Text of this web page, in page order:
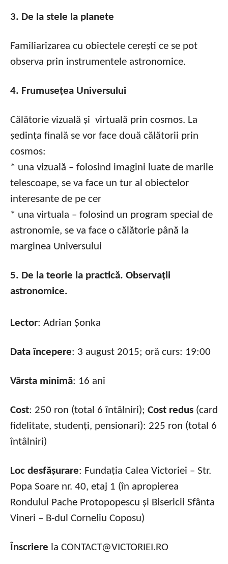
3. De la stele la planete
Familiarizarea cu obiectele cerești ce se pot
observa prin instrumentele astronomice.
4. Frumusețea Universului
Călătorie vizuală și virtuală prin cosmos. La
ședința finală se vor face două călătorii prin
cosmos:
* una vizuală – folosind imagini luate de marile
telescoape, se va face un tur al obiectelor
interesante de pe cer
* una virtuala – folosind un program special de
astronomie, se va face o călătorie până la
marginea Universului
5. De la teorie la practică. Observații
astronomice.
Lector: Adrian Șonka
Data începere: 3 august 2015; oră curs: 19:00
Vârsta minimă: 16 ani
Cost: 250 ron (total 6 întâlniri); Cost redus (card
fidelitate, studenți, pensionari): 225 ron (total 6
întâlniri)
Loc desfășurare: Fundația Calea Victoriei – Str.
Popa Soare nr. 40, etaj 1 (în apropierea
Rondului Pache Protopopescu și Bisericii Sfânta
Vineri – B-dul Corneliu Coposu)
Înscriere la CONTACT@VICTORIEI.RO